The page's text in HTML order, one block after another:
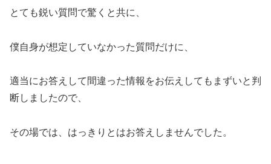
とても鋭い質問で驚くと共に、
僕自身が想定していなかった質問だけに、
適当にお答えして間違った情報をお伝えしてもまずいと判
断しましたので、
その場では、はっきりとはお答えしませんでした。